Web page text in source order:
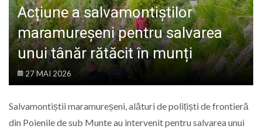
Acțiune a salvamontiștilor
maramureșeni pentru salvarea
unui tânăr rătăcit în munți
27 MAI 2026
Salvamontiștii maramureșeni, alături de polițiști de frontieră
din Poienile de sub Munte au intervenit pentru salvarea unui